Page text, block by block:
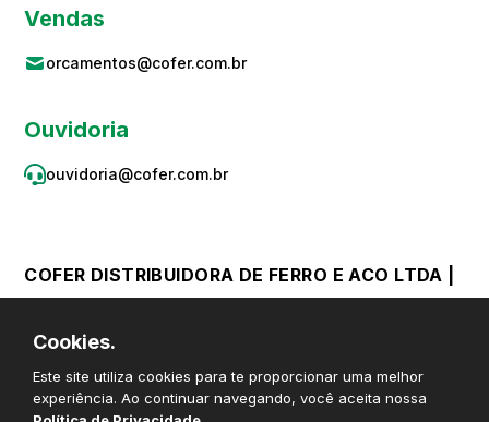
Vendas
orcamentos@cofer.com.br
Ouvidoria
ouvidoria@cofer.com.br
COFER DISTRIBUIDORA DE FERRO E ACO LTDA |
reservados
Cookies.
Este site utiliza cookies para te proporcionar uma melhor
experiência. Ao continuar navegando, você aceita nossa